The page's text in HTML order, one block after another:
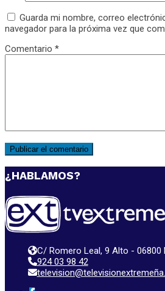
Guarda mi nombre, correo
navegador para la próxima vez que
Comentario *
¿HABLAMOS?
C/ Romero Leal, 9 Alto - 06800
924 03 98 42